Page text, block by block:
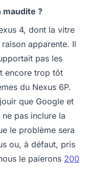
maudite ?
4, dont la vitre
apparente. Il
pas les
encore trop tôt
du Nexus 6P.
que Google et
pas inclure la
le problème sera
ou, à défaut, pris
le paierons 200